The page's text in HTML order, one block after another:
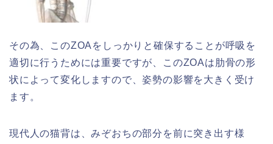
その為、このZOAをしっかりと確保することが呼吸を
適切に行うためには重要ですが、このZOAは肋骨の形
状によって変化しますので、姿勢の影響を大きく受け
ます。
現代人の猫背は、みぞおちの部分を前に突き出す様